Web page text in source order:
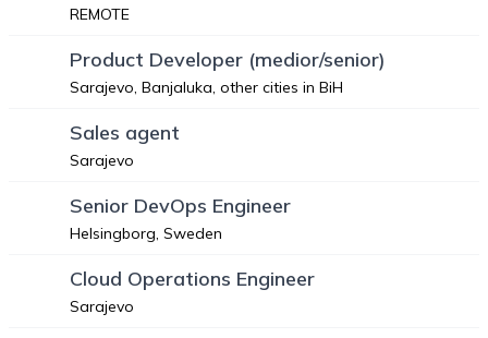
REMOTE
Product Developer (medior/senior)
Sarajevo, Banjaluka, other cities in BiH
Sales agent
Sarajevo
Senior DevOps Engineer
Helsingborg, Sweden
Cloud Operations Engineer
Sarajevo